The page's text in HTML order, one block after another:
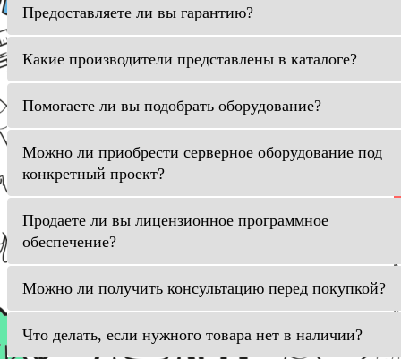
Предоставляете ли вы гарантию?
Какие производители представлены в каталоге?
Помогаете ли вы подобрать оборудование?
Можно ли приобрести серверное оборудование под
конкретный проект?
Продаете ли вы лицензионное программное
обеспечение?
Можно ли получить консультацию перед покупкой?
Что делать, если нужного товара нет в наличии?